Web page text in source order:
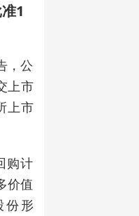
1
，公
上市
上市
购计
价值
份形